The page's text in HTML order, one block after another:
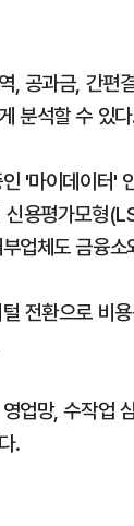
, 공과금, 간편
분석할 수 있
'마이데이터'
신용평가모형
업체도 금융
전환으로 비
업망, 수작업
.